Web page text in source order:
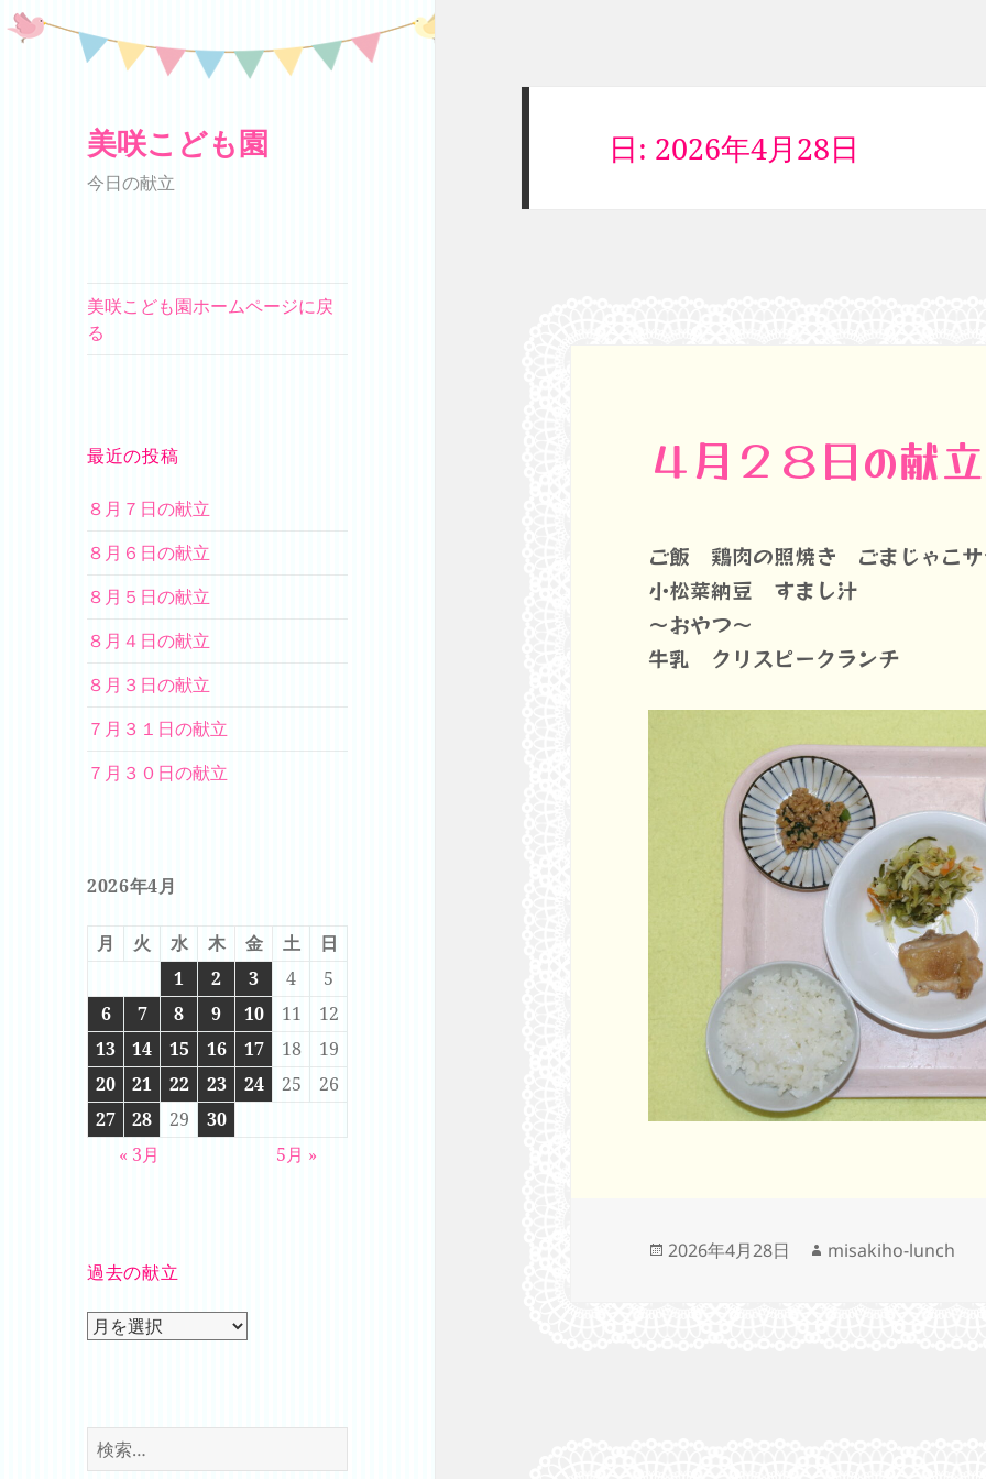
美咲こども園
今日の献立
美咲こども園ホームページに戻
る
最近の投稿
８月７日の献立
８月６日の献立
８月５日の献立
８月４日の献立
８月３日の献立
７月３１日の献立
７月３０日の献立
2026年4月
月 火 水 木 金 土
日
1
2 3 4
5
6
7 8 9 10 11
12
13
14 15 16 17 18
19
20
21 22 23 24 25
26
27
28 29
30
« 3月
5月 »
過去の献立
過
立
検
索:
日: 2026年4月28日
４月２８日の献立
ご飯 鶏肉の照焼き ごまじゃこサ
小松菜納豆 すまし汁
～おやつ～
牛乳 クリスピークランチ
投
2026年4月28日
作
misakiho-lunch